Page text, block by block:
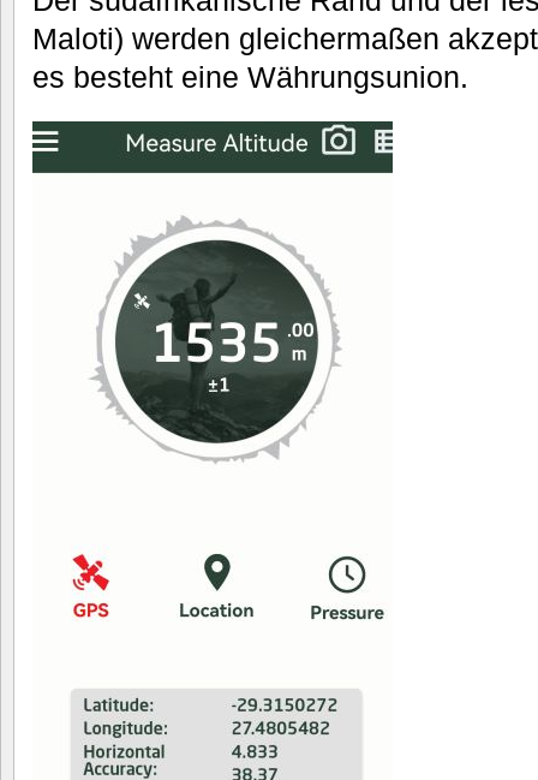
Maloti) werden gleichermaßen
es besteht eine Währungsunion.